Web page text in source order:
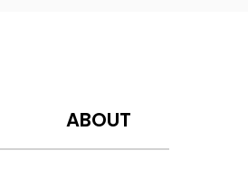
ABOUT